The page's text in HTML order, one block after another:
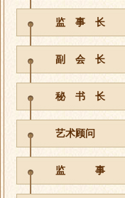
监 事 长
副 会 长
秘 书 长
艺术顾问
监 事